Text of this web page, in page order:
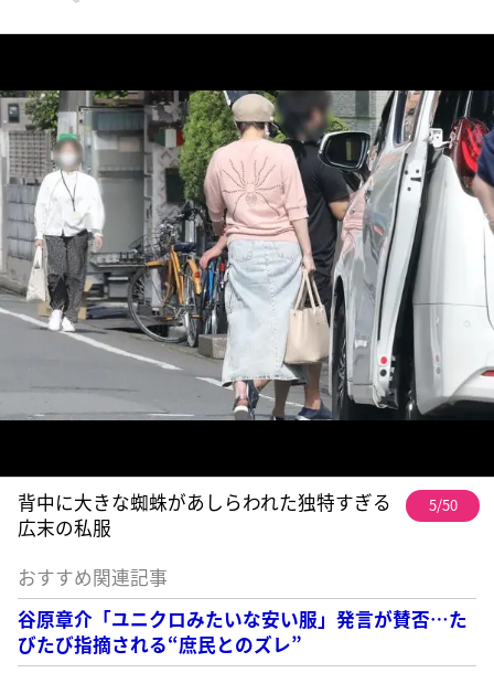
背中に大きな蜘蛛があしらわれた独特すぎる
広末の私服
5/50
おすすめ関連記事
谷原章介「ユニクロみたいな安い服」発言が賛否…た
びたび指摘される“庶民とのズレ”